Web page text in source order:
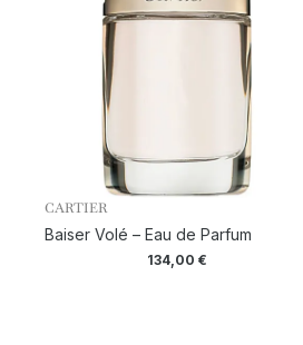
CARTIER
Baiser Volé – Eau de Parfum
134,00 €